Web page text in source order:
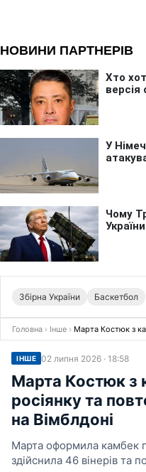
Збірна України Баскетбол
Головна › Інше › Марта Костюк з
ІНШЕ 02 липня 2026 · 18:58
Марта Костюк з
росіянку та
на Вімблдоні
Марта оформила камбек
здійснила 46 вінерів та